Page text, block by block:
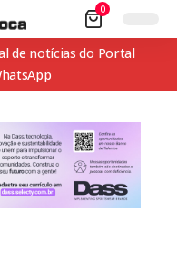
0
de notícias do Portal